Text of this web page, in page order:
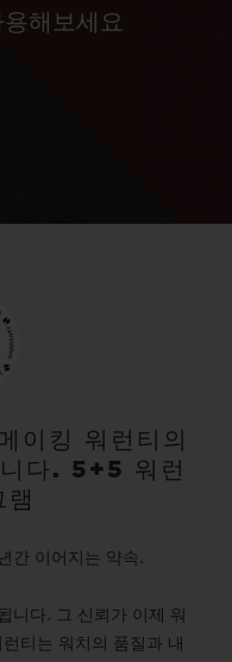
해보세요
이킹 워런티의
다. 5+5 워런
램
간 이어지는 약속.
니다. 그 신뢰가 이제 워
티는 워치의 품질과 내